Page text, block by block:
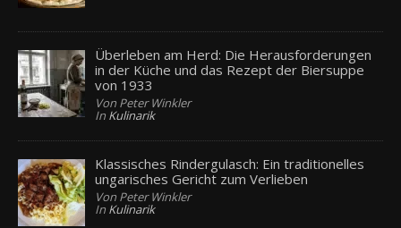
Überleben am Herd: Die Herausforderungen
in der Küche und das Rezept der Biersuppe
von 1933
Von Peter Winkler
In Kulinarik
Klassisches Rindergulasch: Ein traditionelles
ungarisches Gericht zum Verlieben
Von Peter Winkler
In Kulinarik